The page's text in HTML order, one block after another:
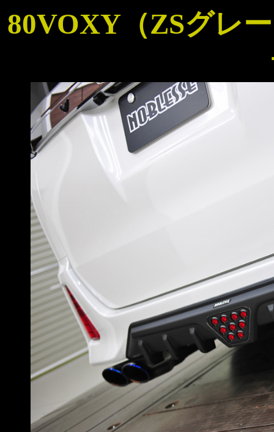
80VOXY（ZSグレ